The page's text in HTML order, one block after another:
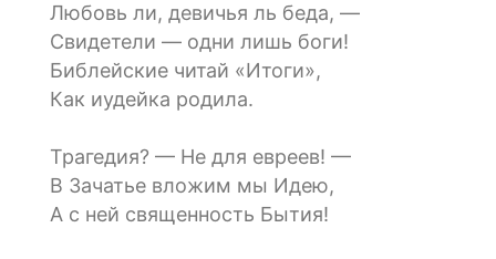
Любовь ли, девичья ль беда, —
Свидетели — одни лишь боги!
Библейские читай «Итоги»,
Как иудейка родила.
Трагедия? — Не для евреев! —
В Зачатье вложим мы Идею,
А с ней священность Бытия!